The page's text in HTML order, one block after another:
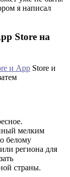
я написал
Store на
и App Store и
мелким
белому
региона для
страны.